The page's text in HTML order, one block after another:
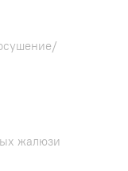
жалюзи